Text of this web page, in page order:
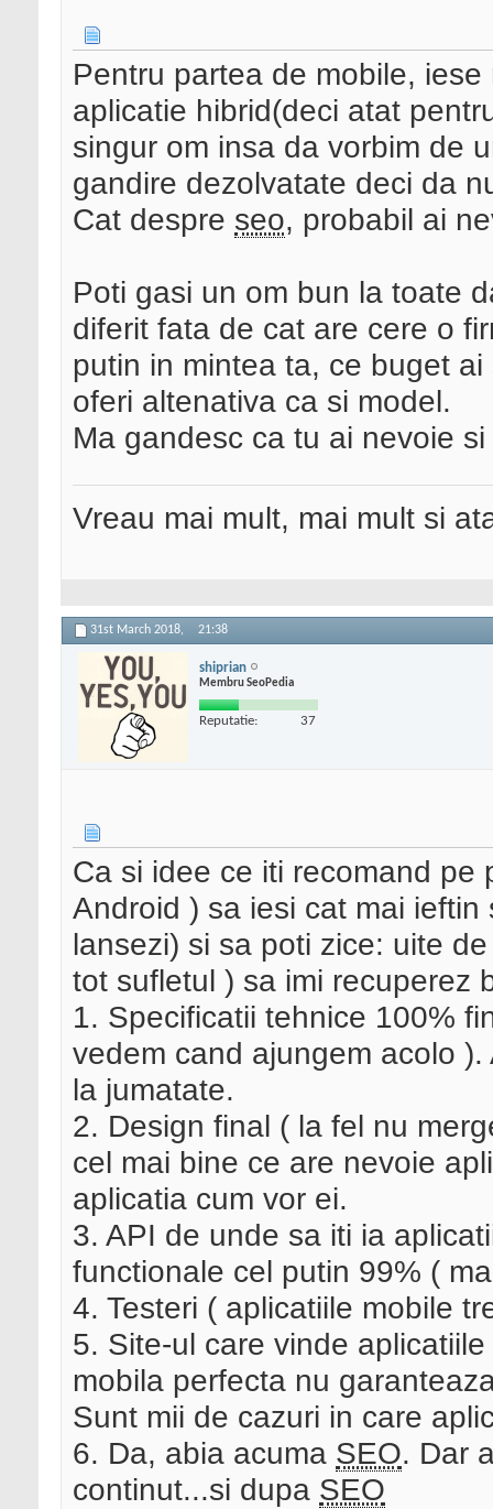
Pentru partea de mobile,
aplicatie hibrid(deci atat
singur om insa da vorbim de
gandire dezolvatate deci da
Cat despre seo, probabil ai
Poti gasi un om bun la toate
diferit fata de cat are cere o
putin in mintea ta, ce buget
oferi altenativa ca si model.
Ma gandesc ca tu ai nevoie
Vreau mai mult, mai mult si
31st March 2018, 21:38
shiprian
Membru SeoPedia
Reputatie: 37
Ca si idee ce iti recomand pe
Android ) sa iesi cat mai
lansezi) si sa poti zice: uite
tot sufletul ) sa imi recuperez
1. Specificatii tehnice 100%
vedem cand ajungem acolo
la jumatate.
2. Design final ( la fel nu
cel mai bine ce are nevoie
aplicatia cum vor ei.
3. API de unde sa iti ia
functionale cel putin 99% (
4. Testeri ( aplicatiile mobile
5. Site-ul care vinde
mobila perfecta nu
Sunt mii de cazuri in care
6. Da, abia acuma SEO. Dar
continut...si dupa SEO